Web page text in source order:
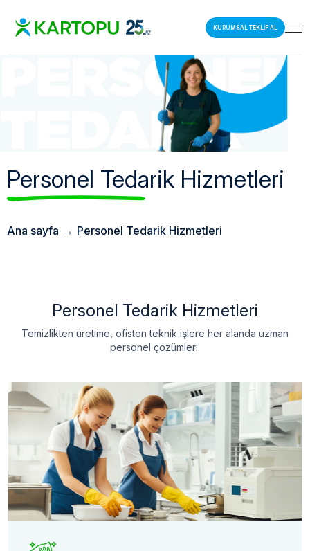
KURUMSAL TEKLİF AL
Personel Tedarik Hizmetleri
Ana sayfa → Personel Tedarik Hizmetleri
Personel Tedarik Hizmetleri
Temizlikten üretime, ofisten teknik işlere her alanda uzman
personel çözümleri.